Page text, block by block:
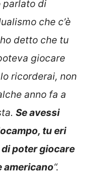
parlato di
che c’è
detto che tu
giocare
ricorderai, non
anno fa a
Se avessi
tu eri
di poter giocare
americano“.